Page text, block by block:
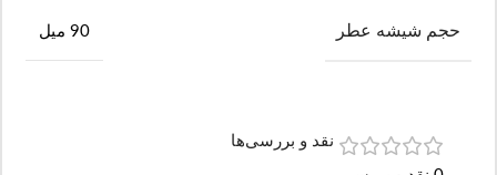
حجم شیشه عطر 90 میل
نقد و بررسی‌ها